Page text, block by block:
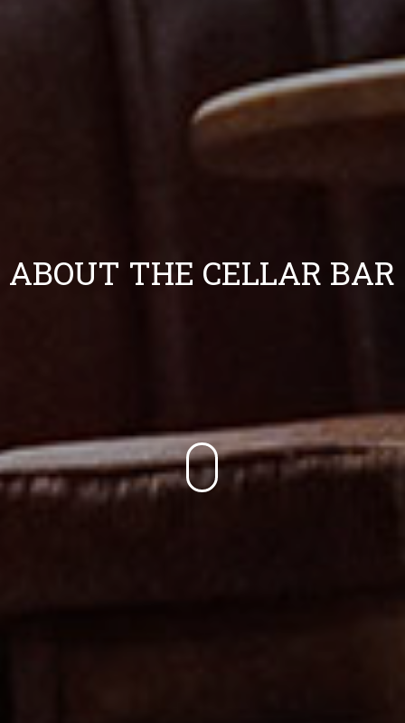
ABOUT THE CELLAR BAR